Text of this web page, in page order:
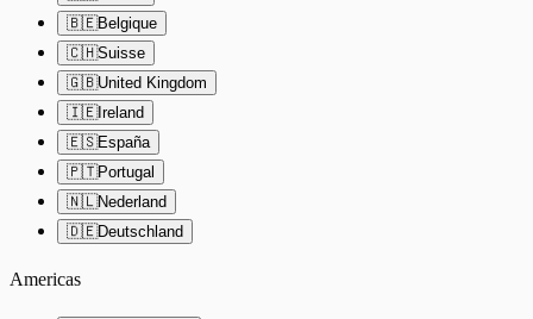
🇧🇪Belgique
🇨🇭Suisse
🇬🇧United Kingdom
🇮🇪Ireland
🇪🇸España
🇵🇹Portugal
🇳🇱Nederland
🇩🇪Deutschland
Americas